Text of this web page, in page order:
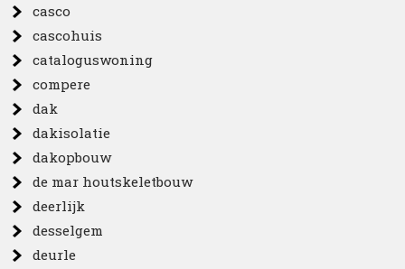
casco
cascohuis
cataloguswoning
compere
dak
dakisolatie
dakopbouw
de mar houtskeletbouw
deerlijk
desselgem
deurle